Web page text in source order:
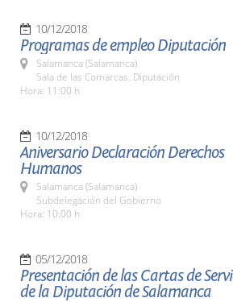
10/12/2018
Programas de empleo Diputación
Salamanca (Salamanca)
Sala de las Comarcas. Diputación
Hora: 11:00 h
10/12/2018
Aniversario Declaración Derechos
Humanos
Salamanca (Salamanca)
Subdelegación del Gobierno
Hora: 10:00 h
05/12/2018
Presentación de las Cartas de
de la Diputación de Salamanca